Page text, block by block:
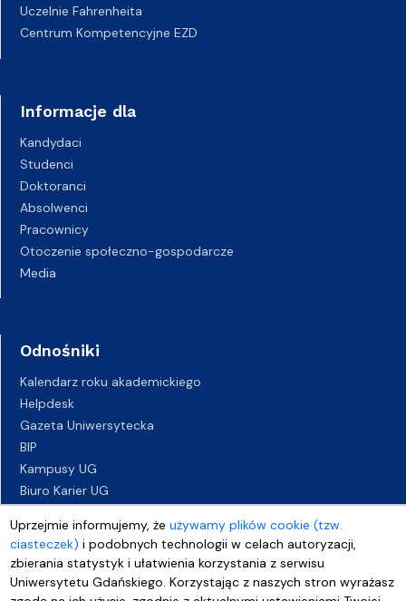
Uprzejmie informujemy, żeużywamy plików cookie (tzw.
ciasteczek) i podobnych technologii w celach autoryzacji,
zbierania statystyk i ułatwienia korzystania z serwisu
Uniwersytetu Gdańskiego. Korzystając z naszych stron wyrażasz
Uczelnie Fahrenheita
Centrum Kompetencyjne EZD
Informacje dla
Kandydaci
Studenci
Doktoranci
Absolwenci
Pracownicy
Otoczenie społeczno-gospodarcze
Media
Odnośniki
Kalendarz roku akademickiego
Helpdesk
Gazeta Uniwersytecka
BIP
Kampusy UG
Biuro Karier UG
Deklaracja dostępności